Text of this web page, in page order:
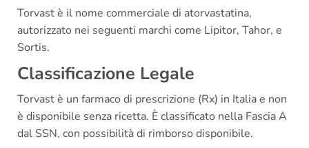
Torvast è il nome commerciale di atorvastatina,
autorizzato nei seguenti marchi come Lipitor, Tahor, e
Sortis.
Classificazione Legale
Torvast è un farmaco di prescrizione (Rx) in Italia e non
è disponibile senza ricetta. È classificato nella Fascia A
dal SSN, con possibilità di rimborso disponibile.